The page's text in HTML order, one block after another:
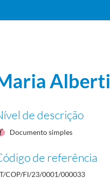
05-12
de descrição
Documento simples
de referência
COP/FI/23/0001/000033